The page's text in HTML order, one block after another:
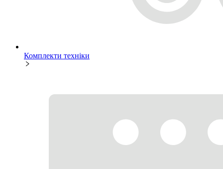
Комплекти техніки